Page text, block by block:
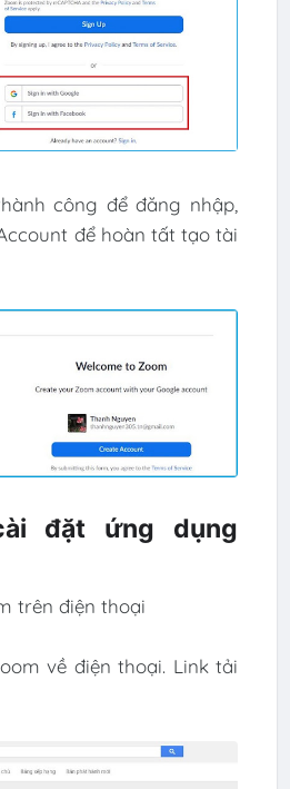
công để đăng nhập,
để hoàn tất tạo tài
đặt ứng dụng
trên điện thoại
về điện thoại. Link tải